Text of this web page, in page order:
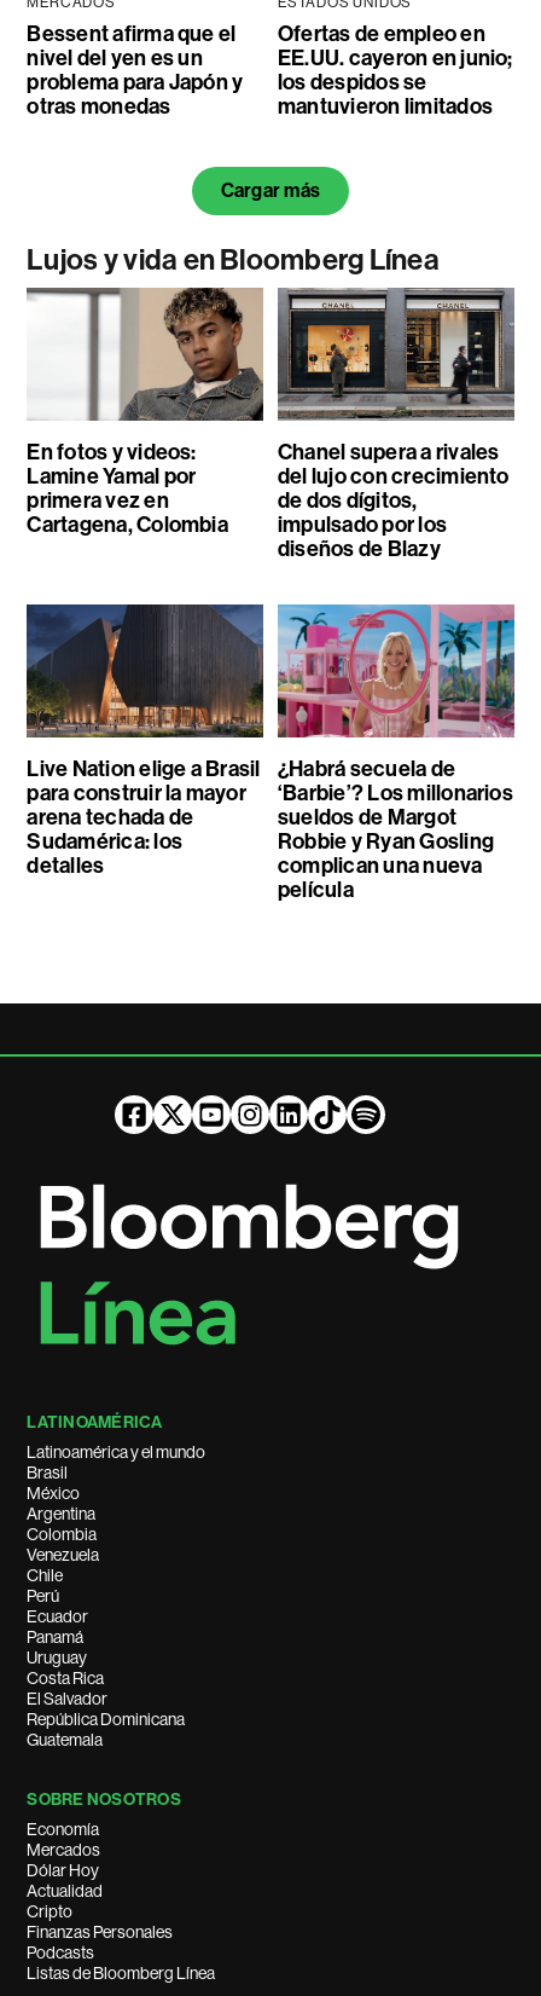
Bessent afirma que el
nivel del yen es un
problema para Japón y
otras monedas
Ofertas de empleo en
EE.UU. cayeron en junio;
los despidos se
mantuvieron limitados
Cargar más
Lujos y vida en Bloomberg Línea
En fotos y videos:
Lamine Yamal por
primera vez en
Cartagena, Colombia
Chanel supera a rivales
del lujo con crecimiento
de dos dígitos,
impulsado por los
diseños de Blazy
Live Nation elige a Brasil
para construir la mayor
arena techada de
Sudamérica: los
detalles
¿Habrá secuela de
‘Barbie’? Los millonarios
sueldos de Margot
Robbie y Ryan Gosling
complican una nueva
película
LATINOAMÉRICA
Latinoamérica y el mundo
Brasil
México
Argentina
Colombia
Venezuela
Chile
Perú
Ecuador
Panamá
Uruguay
Costa Rica
El Salvador
República Dominicana
Guatemala
SOBRE NOSOTROS
Economía
Mercados
Dólar Hoy
Actualidad
Cripto
Finanzas Personales
Podcasts
Listas de Bloomberg Línea